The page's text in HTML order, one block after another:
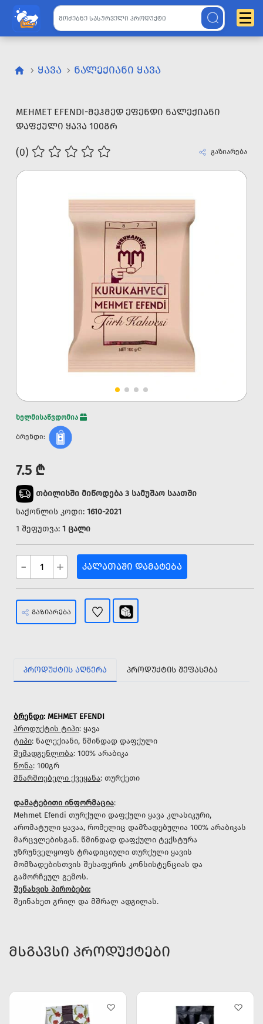
ᲧᲐᲕᲐ ᲜᲐᲚᲔᲥᲘᲐᲜᲘ ᲧᲐᲕᲐ
MEHMET EFENDI-ᲛᲔᲰᲛᲔᲓ ᲔᲤᲔᲜᲓᲘ ᲜᲐᲚᲔᲥᲘᲐᲜᲘ
ᲓᲐᲤᲥᲣᲚᲘ ᲧᲐᲕᲐ 100ᲒᲠ
(0) გაზიარება
ხელმისაწვდომია
ბრენდი:
7.5 ₾
თბილისში მიწოდება 3 სამუშაო საათში
საქონლის კოდი: 1610-2021
1 შეფუთვა: 1 ცალი
- + ᲙᲐᲚᲐᲗᲐᲨᲘ ᲓᲐᲛᲐᲢᲔᲑᲐ
ᲒᲐᲖᲘᲐᲠᲔᲑᲐ
ᲞᲠᲝᲓᲣᲥᲢᲘᲡ ᲐᲦᲬᲔᲠᲐ ᲞᲠᲝᲓᲣᲥᲢᲘᲡ ᲨᲔᲤᲐᲡᲔᲑᲐ
ბრენდი: MEHMET EFENDI
პროდუქტის ტიპი: ყავა
ტიპი: ნალექიანი, წმინდად დაფქული
შემადგენლობა: 100% არაბიკა
წონა: 100გრ
მწარმოებელი ქვეყანა: თურქეთი
დამატებითი ინფორმაცია:
Mehmet Efendi თურქული დაფქული ყავა კლასიკური,
არომატული ყავაა, რომელიც დამზადებულია 100% არაბიკას
მარცვლებისგან. წმინდად დაფქული ტექსტურა
უზრუნველყოფს ტრადიციული თურქული ყავის
მომზადებისთვის შესაფერის კონსისტენციას და
გამორჩეულ გემოს.
შენახვის პირობები:
შეინახეთ გრილ და მშრალ ადგილას.
ᲛᲡᲒᲐᲕᲡᲘ ᲞᲠᲝᲓᲣᲥᲢᲔᲑᲘ